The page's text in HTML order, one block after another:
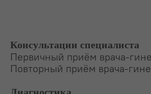
Консультации специалиста
Первичный приём врача-
Повторный приём врача-